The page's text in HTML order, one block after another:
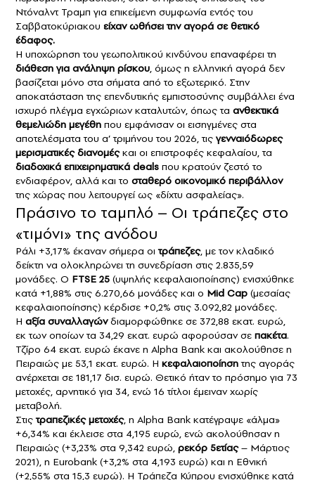
Ντόναλντ Τραμπ για επικείμενη συμφωνία εντός του
Σαββατοκύριακου είχαν ωθήσει την αγορά σε θετικό
έδαφος.
Η υποχώρηση του γεωπολιτικού κινδύνου επαναφέρει τη
διάθεση για ανάληψη ρίσκου, όμως η ελληνική αγορά δεν
βασίζεται μόνο στα σήματα από το εξωτερικό. Στην
αποκατάσταση της επενδυτικής εμπιστοσύνης συμβάλλει ένα
ισχυρό πλέγμα εγχώριων καταλυτών, όπως τα ανθεκτικά
θεμελιώδη μεγέθη που εμφάνισαν οι εισηγμένες στα
αποτελέσματα του α’ τριμήνου του 2026, τις γενναιόδωρες
μερισματικές διανομέςκαι οι επιστροφές κεφαλαίου, τα
διαδοχικά επιχειρηματικά deals που κρατούν ζεστό το
ενδιαφέρον, αλλά και το σταθερό οικονομικό περιβάλλον
της χώρας που λειτουργεί ως «δίχτυ ασφαλείας».
Πράσινο το ταμπλό – Οι τράπεζες στο
«τιμόνι» της ανόδου
Ράλι +3,17% έκαναν σήμερα οιτράπεζες, με τον κλαδικό
δείκτη να ολοκληρώνει τη συνεδρίαση στις 2.835,59
μονάδες. Ο FTSE 25 (υψηλής κεφαλαιοποίησης) ενισχύθηκε
κατά +1,88% στις 6.270,66 μονάδες και ο Mid Cap (μεσαίας
κεφαλαιοποίησης) κέρδισε +0,2% στις 3.092,82 μονάδες.
Η αξία συναλλαγώνδιαμορφώθηκε σε 372,88 εκατ. ευρώ,
εκ των οποίων τα 34,29 εκατ. ευρώ αφορούσαν σε πακέτα.
Τζίρο 64 εκατ. ευρώ έκανε η Alpha Bank και ακολούθησε η
Πειραιώς με 53,1 εκατ. ευρώ. Η κεφαλαιοποίησητης αγοράς
ανέρχεται σε 181,17 δισ. ευρώ. Θετικό ήταν το πρόσημο για 73
μετοχές, αρνητικό για 34, ενώ 16 τίτλοι έμειναν χωρίς
μεταβολή.
Στιςτραπεζικές μετοχές, η Alpha Bank κατέγραψε «άλμα»
+6,34% και έκλεισε στα 4,195 ευρώ, ενώ ακολούθησαν η
Πειραιώς (+3,23% στα 9,342 ευρώ, ρεκόρ 5ετίας– Μάρτιος
2021), η Eurobank (+3,2% στα 4,193 ευρώ) και η Εθνική
(+2,55% στα 15,3 ευρώ). Η Τράπεζα Κύπρου ενισχύθηκε κατά